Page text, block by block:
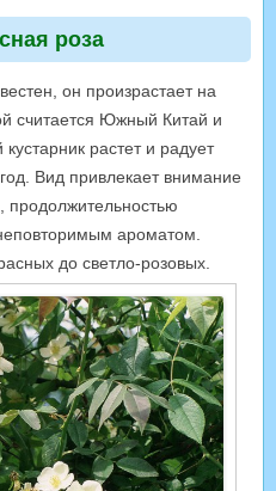
роза
он произрастает на
считается Южный Китай и
растет и радует
Вид привлекает внимание
продолжительностью
ароматом.
до светло-розовых.